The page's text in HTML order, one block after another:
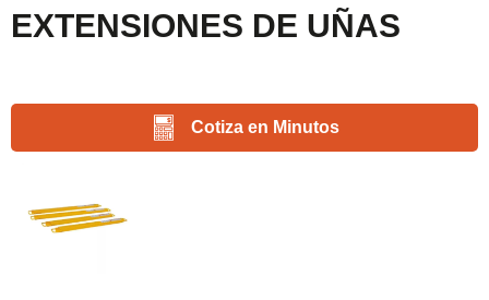
EXTENSIONES DE UÑAS
Cotiza en Minutos